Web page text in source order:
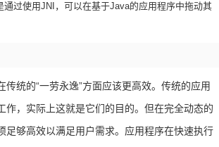
通过使用JNI，可以在基于Java的应用程序中拖动其
传统的“一劳永逸”方面应该更高效。传统的应用
作，实际上这就是它们的目的。但在完全动态的
足够高效以满足用户需求。应用程序在快速执行